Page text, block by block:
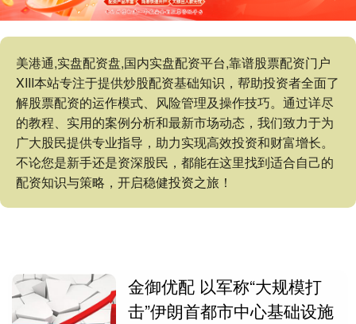
美港通,实盘配资盘,国内实盘配资平台,靠谱股票配资门户
XIII‌本站专注于提供炒股配资基础知识，帮助投资者全面了
解股票配资的运作模式、风险管理及操作技巧。通过详尽
的教程、实用的案例分析和最新市场动态，我们致力于为
广大股民提供专业指导，助力实现高效投资和财富增长。
不论您是新手还是资深股民，都能在这里找到适合自己的
配资知识与策略，开启稳健投资之旅！
金御优配 以军称“大规模打
击”伊朗首都市中心基础设施